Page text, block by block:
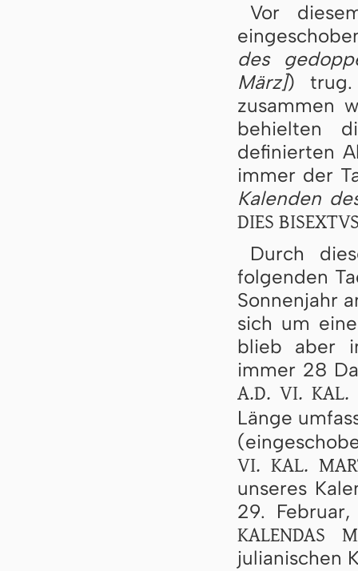
Vor
des
März]) trug.
zusammen
behielten
definierten
immer der
Kalenden
DIES
Durch
folgenden
Sonnenjahr
sich um
blieb aber
immer 28
A.D. VI. KAL.
Länge
VI. KAL.
unseres
29.
KALENDAS
julianischen